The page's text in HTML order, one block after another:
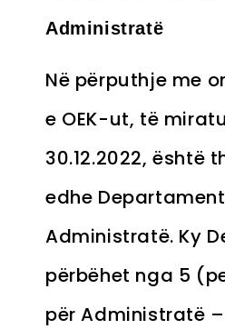
Administratë
Në përputhje me
e OEK-ut, të
30.12.2022, është
edhe
Administratë. Ky
përbëhet nga 5
për Administratë